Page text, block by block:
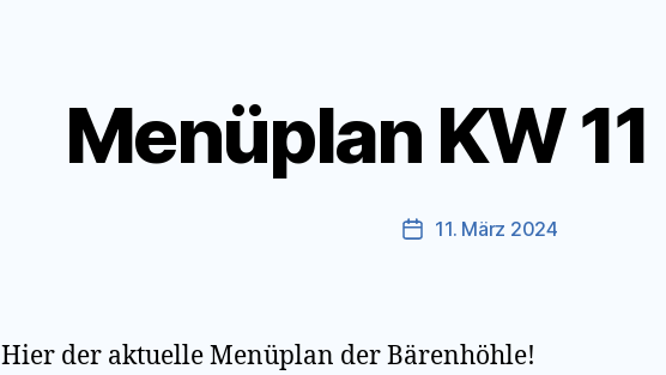
Menüplan KW
Veröffentlichungsdatum
11. März 2024
Hier der aktuelle Menüplan der Bärenhöhle!